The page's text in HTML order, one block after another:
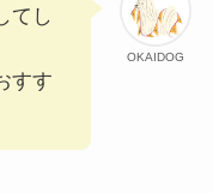
OKAIDOG
てし
すす